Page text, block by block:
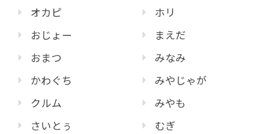
オカピ
おじょー
おまつ
かわぐち
クルム
さいとぅ
ホリ
まえだ
みなみ
みやじゃが
みやも
むぎ